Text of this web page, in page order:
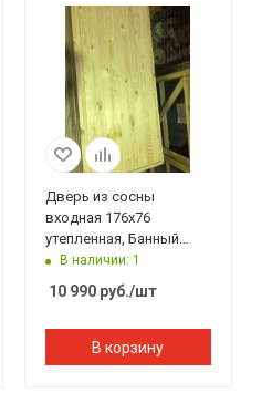
Дверь из сосны
входная 176х76
утепленная, Банный
Перец
В наличии: 1
10 990руб./шт
В корзину